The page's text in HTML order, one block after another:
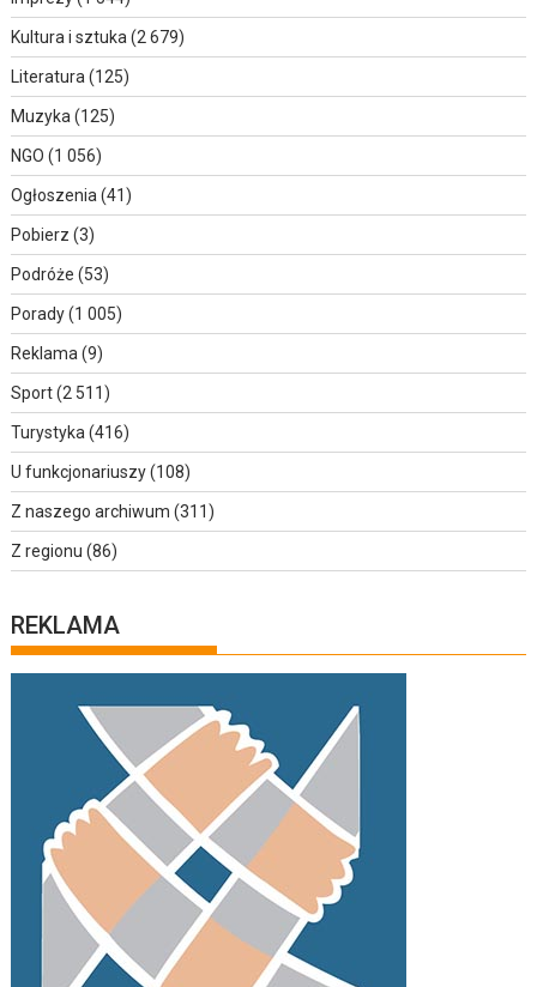
Kultura i sztuka (2 679)
Literatura (125)
Muzyka (125)
NGO (1 056)
Ogłoszenia (41)
Pobierz (3)
Podróże (53)
Porady(1 005)
Reklama (9)
Sport(2 511)
Turystyka (416)
U funkcjonariuszy(108)
Z naszego archiwum (311)
Z regionu (86)
REKLAMA